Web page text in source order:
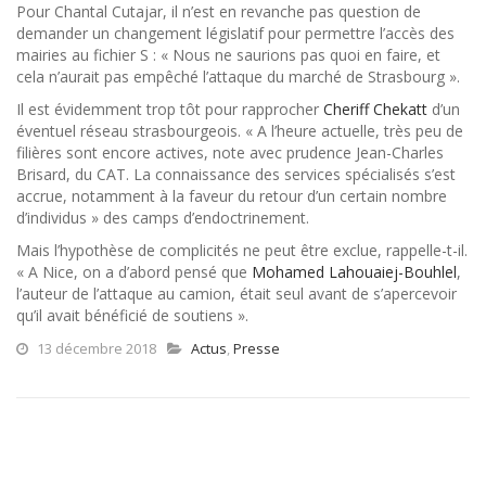
Pour Chantal Cutajar, il n’est en revanche pas question de
demander un changement législatif pour permettre l’accès des
mairies au fichier S : « Nous ne saurions pas quoi en faire, et
cela n’aurait pas empêché l’attaque du marché de Strasbourg ».
Il est évidemment trop tôt pour rapprocher Cheriff Chekatt d’un
éventuel réseau strasbourgeois. « A l’heure actuelle, très peu de
filières sont encore actives, note avec prudence Jean-Charles
Brisard, du CAT. La connaissance des services spécialisés s’est
accrue, notamment à la faveur du retour d’un certain nombre
d’individus » des camps d’endoctrinement.
Mais l’hypothèse de complicités ne peut être exclue, rappelle-t-il.
« A Nice, on a d’abord pensé que Mohamed Lahouaiej-Bouhlel,
l’auteur de l’attaque au camion, était seul avant de s’apercevoir
qu’il avait bénéficié de soutiens ».
13 décembre 2018 Actus, Presse